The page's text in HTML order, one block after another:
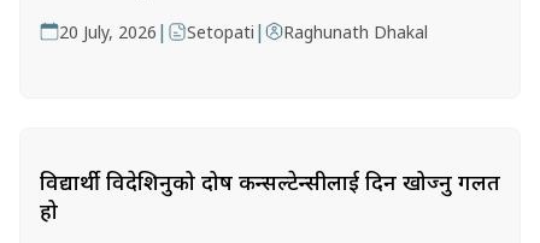
20 July, 2026 | Setopati | Raghunath Dhakal
विद्यार्थी विदेशिनुको दोष कन्सल्टेन्सीलाई दिन खोज्नु गलत
हो